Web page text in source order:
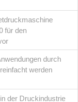
für den
durch
werden
der Druckindustrie